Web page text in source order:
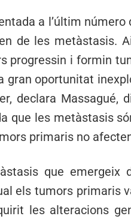
a l’últim
de les
progressin i formin
gran oportunitat
declara Massagué,
que les metàstasis
primaris no
que emergeix
els tumors primaris
les alteracions